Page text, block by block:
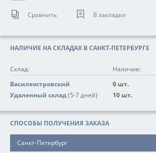
Сравнить В закладки
НАЛИЧИЕ НА СКЛАДАХ В САНКТ-ПЕТЕРБУРГЕ
Склад: Наличие:
Василеостровский
0 шт.
Удаленный склад(5-7 дней) 10 шт.
СПОСОБЫ ПОЛУЧЕНИЯ ЗАКАЗА
Санкт-Петербург